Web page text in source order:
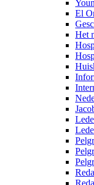
El
Het